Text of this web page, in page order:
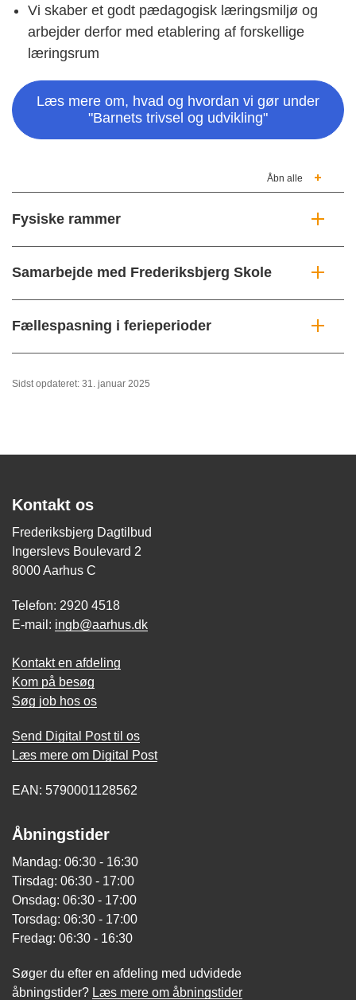
Vi skaber et godt pædagogisk læringsmiljø og
arbejder derfor med etablering af forskellige
læringsrum
Læs mere om, hvad og hvordan vi gør under
"Barnets trivsel og udvikling"
Åbn alle
Fysiske rammer
Samarbejde med Frederiksbjerg Skole
Fællespasning i ferieperioder
Sidst opdateret: 31. januar 2025
Kontakt os
Frederiksbjerg Dagtilbud
Ingerslevs Boulevard 2
8000 Aarhus C
Telefon: 2920 4518
E-mail: ingb@aarhus.dk
Kontakt en afdeling
Kom på besøg
Søg job hos os
Send Digital Post til os
Læs mere om Digital Post
EAN: 5790001128562
Åbningstider
Mandag: 06:30 - 16:30
Tirsdag: 06:30 - 17:00
Onsdag: 06:30 - 17:00
Torsdag: 06:30 - 17:00
Fredag: 06:30 - 16:30
Søger du efter en afdeling med udvidede
åbningstider? Læs mere om åbningstider